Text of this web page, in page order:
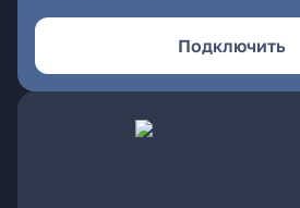
Подключить